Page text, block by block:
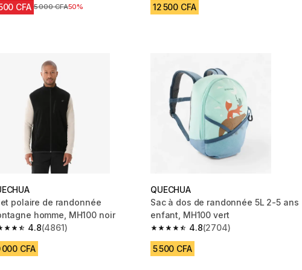
CFA Prix avant réduction
5 000 CFA50% 12 500 CFA
polaire de randonnée
homme, MH100 noir
4.8
out of 5 stars from 4861 reviews
(4861)
000 CFA
QUECHUA
Sac à dos de randonnée 5L 2-5 ans
enfant, MH100 vert
4.8
4.8 out of 5 stars from 2704 reviews
(2704)
5 500 CFA